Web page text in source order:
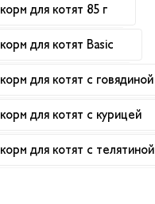
для котят 85 г
для котят Basic
для котят с говядиной
для котят с курицей
для котят с телятиной